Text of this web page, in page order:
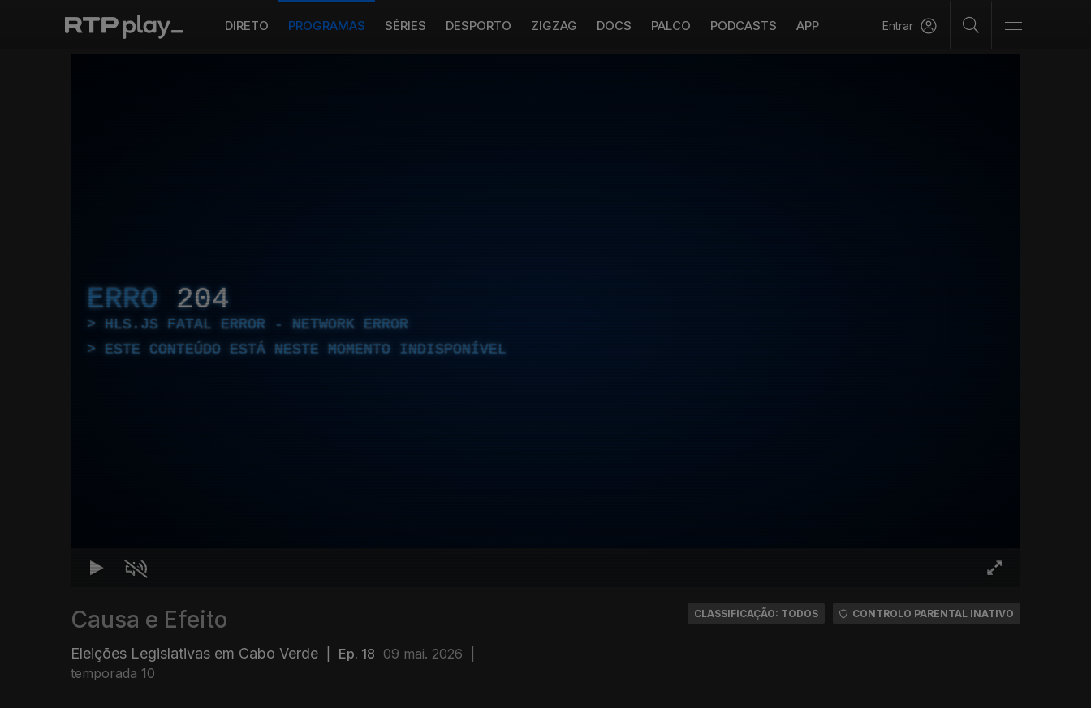
DIRETO PROGRAMAS SÉRIES DESPORTO ZIGZAG DOCS PALCO PODCASTS APP Entrar
ERRO 204
HLS.JS FATAL ERROR - NETWORK ERROR
ESTE CONTEÚDO ESTÁ NESTE MOMENTO INDISPONÍVEL
Causa e Efeito
Eleições Legislativas em Cabo Verde Ep. 18 09 mai. 2026
temporada 10
CLASSIFICAÇÃO: TODOS CONTROLO PARENTAL INATIVO